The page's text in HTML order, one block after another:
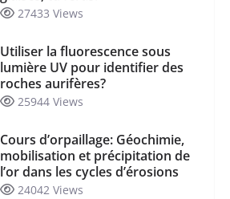
27433 Views
Utiliser la fluorescence sous
lumière UV pour identifier des
roches aurifères?
25944 Views
Cours d’orpaillage: Géochimie,
mobilisation et précipitation de
l’or dans les cycles d’érosions
24042 Views